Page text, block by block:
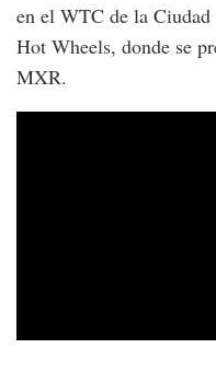
en el WTC de la
Hot Wheels, donde se
MXR.